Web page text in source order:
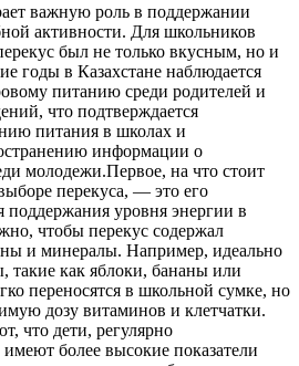
важную роль в поддержании
активности. Для школьников
был не только вкусным, но и
годы в Казахстане наблюдается
питанию среди родителей и
что подтверждается
питания в школах и
информации о
молодежи.Первое, на что стоит
перекуса, — это его
поддержания уровня энергии в
чтобы перекус содержал
и минералы. Например, идеально
такие как яблоки, бананы или
переносятся в школьной сумке, но
дозу витаминов и клетчатки.
что дети, регулярно
более высокие показатели